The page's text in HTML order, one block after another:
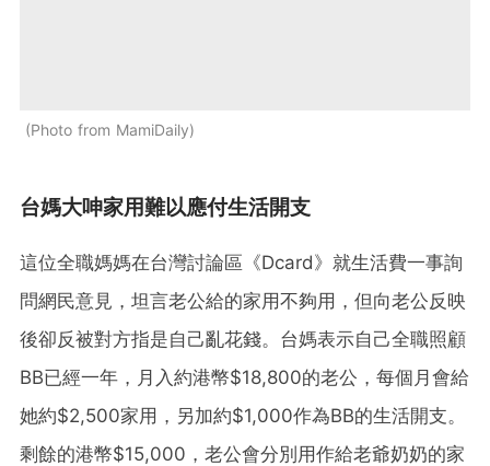
Photo from MamiDaily
台媽大呻家用難以應付生活開支
這位全職媽媽在台灣討論區《Dcard》就生活費一事詢
問網民意見，坦言老公給的家用不夠用，但向老公反映
後卻反被對方指是自己亂花錢。台媽表示自己全職照顧
BB已經一年，月入約港幣$18,800的老公，每個月會給
她約$2,500家用，另加約$1,000作為BB的生活開支。
剩餘的港幣$15,000，老公會分別用作給老爺奶奶的家